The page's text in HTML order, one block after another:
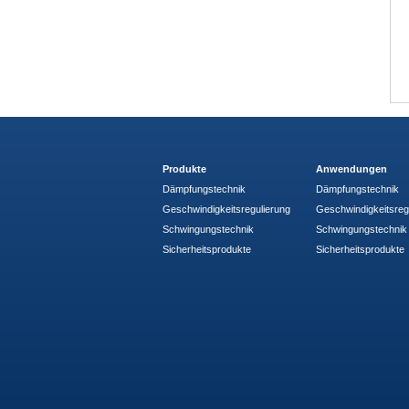
Produkte
Dämpfungstechnik
Geschwindigkeitsregulierung
Schwingungstechnik
Sicherheitsprodukte
Anwendungen
Dämpfungstechnik
Schwingungstechnik
Sicherheitsprodukte